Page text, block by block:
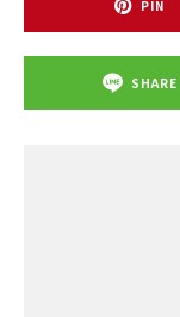
PIN
SHARE